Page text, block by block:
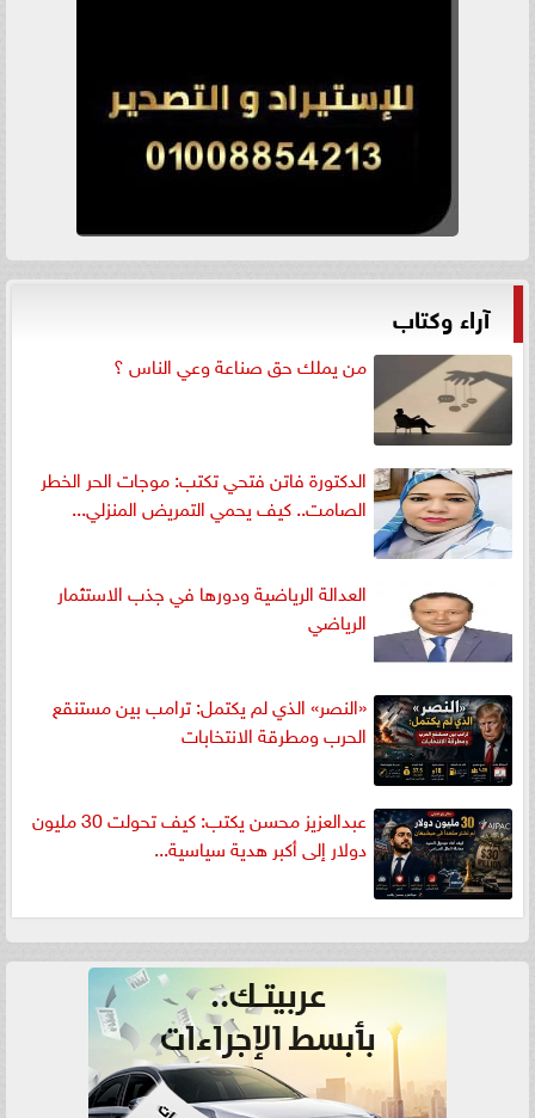
آراء وكتاب
من يملك حق صناعة وعي الناس ؟
الدكتورة فاتن فتحي تكتب: موجات الحر الخطر
الصامت.. كيف يحمي التمريض المنزلي...
العدالة الرياضية ودورها في جذب الاستثمار
الرياضي
«النصر» الذي لم يكتمل: ترامب بين مستنقع
الحرب ومطرقة الانتخابات
عبدالعزيز محسن يكتب: كيف تحولت 30 مليون
دولار إلى أكبر هدية سياسية...